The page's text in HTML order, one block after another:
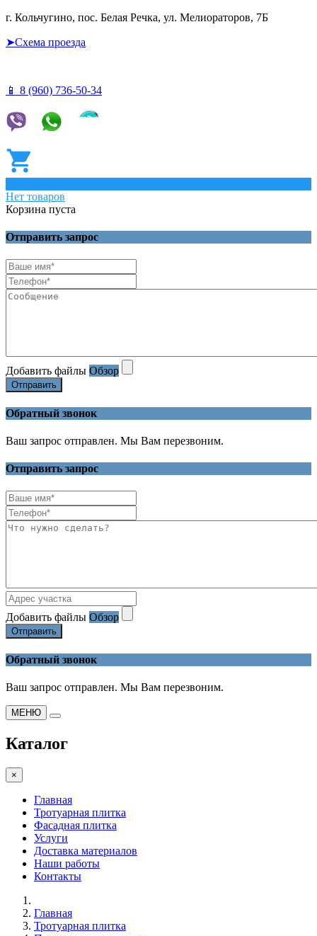
г. Кольчугино, пос. Белая Речка, ул. Мелиораторов, 7Б
➤Схема проезда
📱 8 (960) 736-50-34
Нет товаров
Корзина пуста
Отправить запрос
Добавить файлы Обзор
Отправить
Обратный звонок
Ваш запрос отправлен. Мы Вам перезвоним.
Отправить запрос
Добавить файлы Обзор
Отправить
Обратный звонок
Ваш запрос отправлен. Мы Вам перезвоним.
МЕНЮ
Каталог
×
Главная
Тротуарная плитка
Фасадная плитка
Услуги
Доставка материалов
Наши работы
Контакты
Главная
Тротуарная плитка